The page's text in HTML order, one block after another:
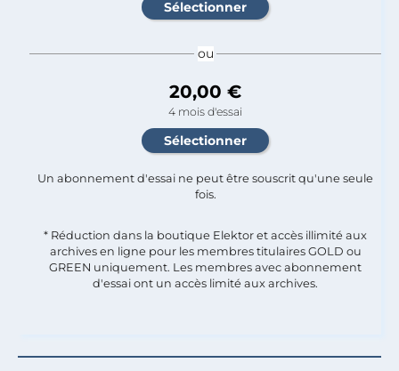
ou
20,00 €
4 mois d'essai
Un abonnement d'essai ne peut être souscrit qu'une seule
fois.​
* Réduction dans la boutique Elektor et accès illimité aux
archives en ligne pour les membres titulaires GOLD ou
GREEN uniquement. Les membres avec abonnement
d'essai ont un accès limité aux archives.